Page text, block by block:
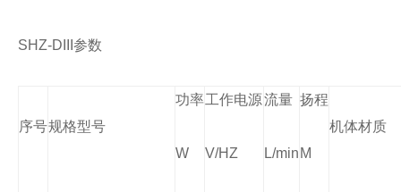
SHZ-DIII 参数
序号规格型号
功率
W
工作电源
V/HZ
流量
L/min
扬程
M
机体材质